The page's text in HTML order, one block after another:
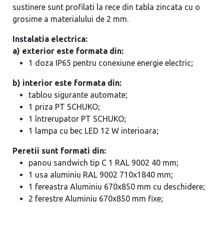
sustinere sunt profilati la rece din tabla zincata cu o
grosime a materialului de 2 mm.
Instalatia electrica:
a) exterior este formata din:
1 doza IP65 pentru conexiune energie electric;
b) interior este formata din:
tablou sigurante automate;
1 priza PT SCHUKO;
1 întrerupator PT SCHUKO;
1 lampa cu bec LED 12 W interioara;
Peretii sunt formati din:
panou sandwich tip C 1 RAL 9002 40 mm;
1 usa aluminiu RAL 9002 710x1840 mm;
1 fereastra Aluminiu 670x850 mm cu deschidere;
2 ferestre Aluminiu 670x850 mm fixe;